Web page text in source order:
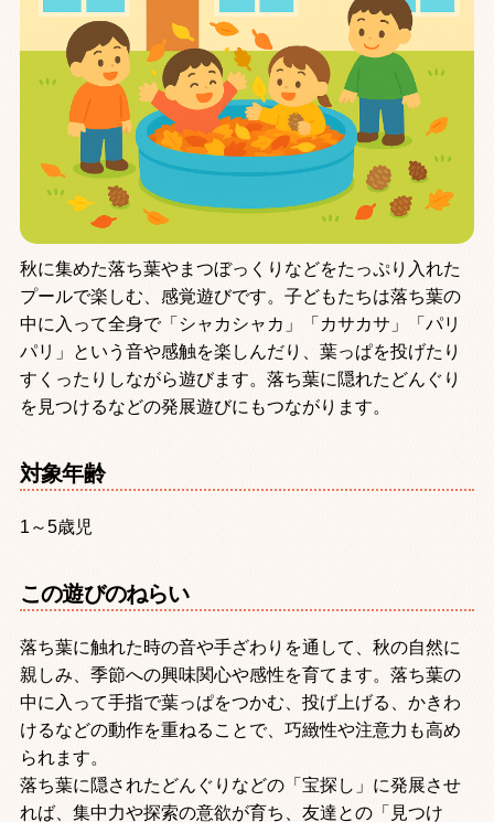
秋に集めた落ち葉やまつぼっくりなどをたっぷり入れた
プールで楽しむ、感覚遊びです。子どもたちは落ち葉の
中に入って全身で「シャカシャカ」「カサカサ」「パリ
パリ」という音や感触を楽しんだり、葉っぱを投げたり
すくったりしながら遊びます。落ち葉に隠れたどんぐり
を見つけるなどの発展遊びにもつながります。
対象年齢
1～5歳児
この遊びのねらい
落ち葉に触れた時の音や手ざわりを通して、秋の自然に
親しみ、季節への興味関心や感性を育てます。落ち葉の
中に入って手指で葉っぱをつかむ、投げ上げる、かきわ
けるなどの動作を重ねることで、巧緻性や注意力も高め
られます。
落ち葉に隠されたどんぐりなどの「宝探し」に発展させ
れば、集中力や探索の意欲が育ち、友達との「見つけ